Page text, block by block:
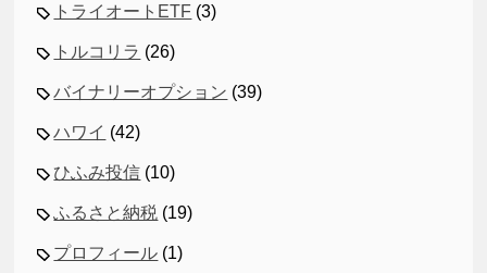
トライオートETF (3)
トルコリラ (26)
バイナリーオプション (39)
ハワイ (42)
ひふみ投信 (10)
ふるさと納税 (19)
プロフィール (1)